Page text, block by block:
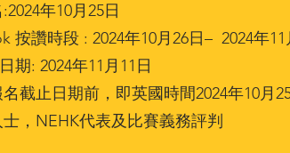
年10月25日
段 : 2024年10月26日– 2024年11
2024年11月11日
止日期前，即英國時間2024年10月
，NEHK代表及比賽義務評判